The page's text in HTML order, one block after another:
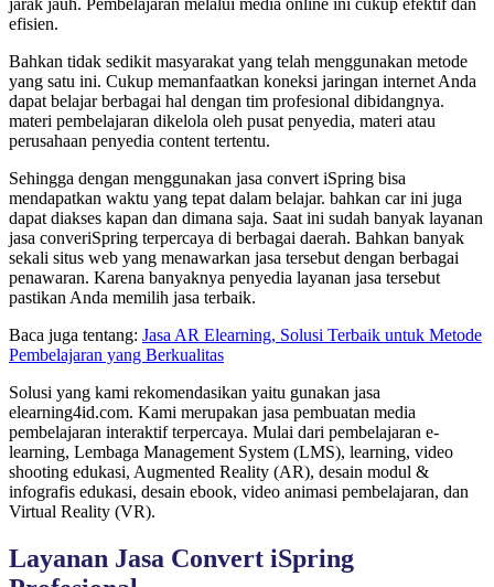
jarak jauh. Pembelajaran melalui media online ini cukup efektif dan
efisien.
Bahkan tidak sedikit masyarakat yang telah menggunakan metode
yang satu ini. Cukup memanfaatkan koneksi jaringan internet Anda
dapat belajar berbagai hal dengan tim profesional dibidangnya.
materi pembelajaran dikelola oleh pusat penyedia, materi atau
perusahaan penyedia content tertentu.
Sehingga dengan menggunakan jasa convert iSpring bisa
mendapatkan waktu yang tepat dalam belajar. bahkan car ini juga
dapat diakses kapan dan dimana saja. Saat ini sudah banyak layanan
jasa converiSpring terpercaya di berbagai daerah. Bahkan banyak
sekali situs web yang menawarkan jasa tersebut dengan berbagai
penawaran. Karena banyaknya penyedia layanan jasa tersebut
pastikan Anda memilih jasa terbaik.
Baca juga tentang: Jasa AR Elearning, Solusi Terbaik untuk Metode
Pembelajaran yang Berkualitas
Solusi yang kami rekomendasikan yaitu gunakan jasa
elearning4id.com. Kami merupakan jasa pembuatan media
pembelajaran interaktif terpercaya. Mulai dari pembelajaran e-
learning, Lembaga Management System (LMS), learning, video
shooting edukasi, Augmented Reality (AR), desain modul &
infografis edukasi, desain ebook, video animasi pembelajaran, dan
Virtual Reality (VR).
Layanan Jasa Convert iSpring